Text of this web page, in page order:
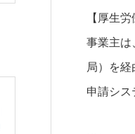
【厚生
事業主は
局）を
申請シス